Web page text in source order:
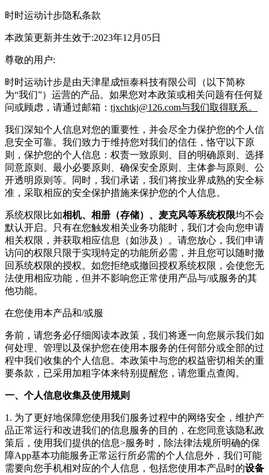
时时运动计步隐私条款
本政策更新并生效于:2023年12月05日
尊敬的用户:
时时运动计步是由天津星成恒泰科技有限公司
（以下简称
为“我们”）运营的产品。如果您对本政策或相关问题有任何疑
问或顾虑，请通过邮箱： tjxchtkj@126.com与我们取得联系。
我们深知个人信息对您的重要性，并会尽全力保护您的个人信
息安全可靠。我们致力于维持您对我们的信任，恪守以下原
则，保护您的个人信息：权责一致原则、目的明确原则、选择
同意原则、最小必要原则、确保安全原则、主体参与原则、公
开透明原则等。同时，我们承诺，我们将按业界成熟的安全标
准，采取相应的安全保护措施来保护您的个人信息。
系统权限比如相机、相册（存储）、麦克风等系统权限均不会
默认开启。只有在您触发相关业务功能时，我们才会向您申请
相关权限，并获取相应信息（如涉及）。请您放心，我们申请
访问的权限只限于实现特定的功能所必需，并且您可以随时撤
回系统权限的授权。如您拒绝或撤回授权系统权限，会使您无
法使用相应功能，但并不影响您正常使用产品与/或服务的其
他功能。
在您使用本产品和/或服
务前，请您务必仔细阅读本政策，我们将逐一向您展示我们如
何处理、管理以及保护您在使用本服务的任何部分或全部的过
程中我们收集的个人信息。本政策中与您的权益密切相关的重
要条款，已采用加粗字体来特别提醒您，请您重点查阅。
一、个人信息收集及使用规则
1. 为了更好地保障您使用我们服务过程中的网络安全，维护产
品正常运行和改进我们的信息服务的目的，在您同意该隐私政
策后，使用我们提供的信息>服务时，除法律法规所明确的保
障App基本功能服务正常运行所必需的个人信息外，我们可能
需要向您手机相对应的个人信息，包括您使用本产品时的设备